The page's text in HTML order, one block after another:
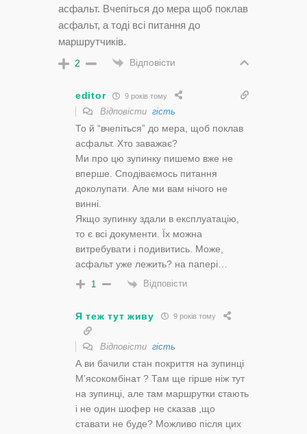
асфальт. Вчепіться до мера щоб поклав
асфальт, а тоді всі питання до
маршрутчиків.
2 Відповісти
editor 9 років тому
Відповісти гість
То й “вчепіться” до мера, щоб поклав
асфальт. Хто заважає?
Ми про цю зупинку пишемо вже не
вперше. Сподіваємось питання
доколупати. Але ми вам нічого не
винні.
Якщо зупинку здали в експлуатацію,
то є всі документи. Їх можна
витребувати і подивитись. Може,
асфальт уже лежить? на папері…
1 Відповісти
Я теж тут живу 9 років тому
Відповісти гість
А ви бачили стан покриття на зупинці
М’ясокомбінат ? Там ще гірше ніж тут
на зупинці, але там маршрутки стають
і не один шофер не сказав ,що
ставати не буде? Можливо після цих